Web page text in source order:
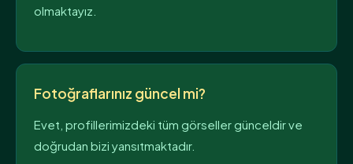
olmaktayız.
Fotoğraflarınız güncel mi?
Evet, profillerimizdeki tüm görseller günceldir ve
doğrudan bizi yansıtmaktadır.